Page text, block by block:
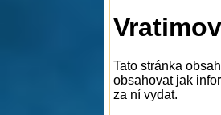
Tato stránka
obsahovat jak
za ní vydat.